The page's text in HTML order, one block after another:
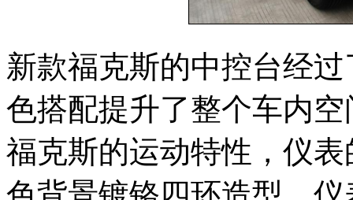
新款福克斯的中控台经
色搭配提升了整个车内
福克斯的运动特性，仪